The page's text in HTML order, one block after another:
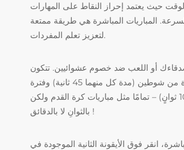
حيث يعتمد إحراز النقاط على المهارات
المباريات المباشرة هي طريقة ممتعة
لتعزيز تعلم المفردات.
أو اللعب ضد خصوم عشوائيين. تتكون
كل مباراة من شوطين (مدة كل منهما 45 ثانية) وفترة
استراحة (10 ثوانٍ) – تمامًا مثل مباريات كرة القدم ولكن
بالثوانِ لا بالدقائق !
انقر فوق الأيقونة الثانية الموجودة في